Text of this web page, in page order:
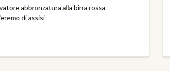
abbronzatura alla birra rossa
di assisi